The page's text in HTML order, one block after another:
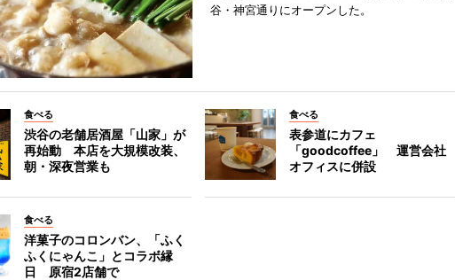
谷・神宮通りにオープンした。
食べる
渋谷の老舗居酒屋「山家」が
再始動 本店を大規模改装、
朝・深夜営業も
食べる
表参道にカフェ
「goodcoffee」 運営会社
オフィスに併設
食べる
洋菓子のコロンバン、「ふく
ふくにゃんこ」とコラボ縁
日 原宿2店舗で